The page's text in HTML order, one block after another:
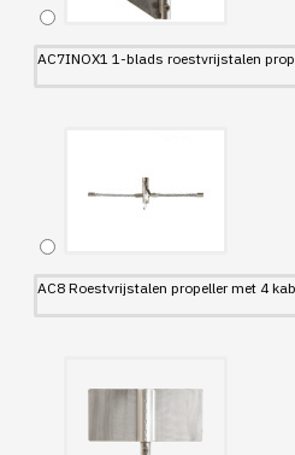
AC7INOX1 1-blads roestvrijstalen
AC8 Roestvrijstalen propeller met 4